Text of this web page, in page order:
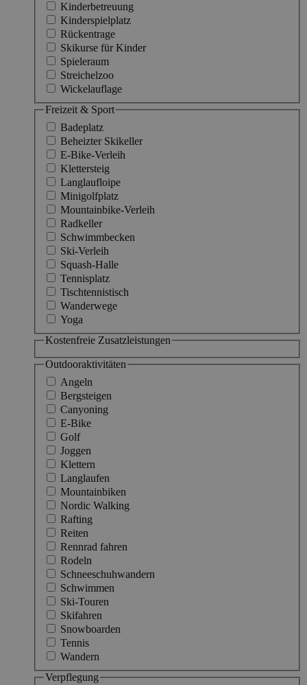
Kinderbetreuung
Kinderspielplatz
Rückentrage
Skikurse für Kinder
Spieleraum
Streichelzoo
Wickelauflage
Freizeit & Sport
Badeplatz
Beheizter Skikeller
E-Bike-Verleih
Klettersteig
Langlaufloipe
Minigolfplatz
Mountainbike-Verleih
Radkeller
Schwimmbecken
Ski-Verleih
Squash-Halle
Tennisplatz
Tischtennistisch
Wanderwege
Yoga
Kostenfreie Zusatzleistungen
Outdooraktivitäten
Angeln
Bergsteigen
Canyoning
E-Bike
Golf
Joggen
Klettern
Langlaufen
Mountainbiken
Nordic Walking
Rafting
Reiten
Rennrad fahren
Rodeln
Schneeschuhwandern
Schwimmen
Ski-Touren
Skifahren
Snowboarden
Tennis
Wandern
Verpflegung